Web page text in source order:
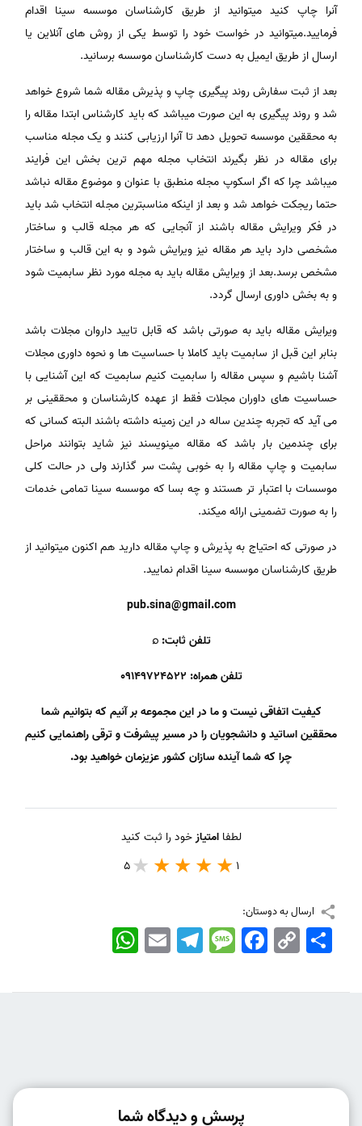
آنرا چاپ کنید میتوانید از طریق کارشناسان موسسه سینا اقدام
فرمایید.میتوانید در خواست خود را توسط یکی از روش های آنلاین یا
ارسال از طریق ایمیل به دست کارشناسان موسسه برسانید.
بعد از ثبت سفارش روند پیگیری چاپ و پذیرش مقاله شما شروع خواهد
شد و روند پیگیری به این صورت میباشد که باید کارشناس ابتدا مقاله را
به محققین موسسه تحویل دهد تا آنرا ارزیابی کنند و یک مجله مناسب
برای مقاله در نظر بگیرند انتخاب مجله مهم ترین بخش این فرایند
میباشد چرا که اگر اسکوپ مجله منطبق با عنوان و موضوع مقاله نباشد
حتما ریجکت خواهد شد و بعد از اینکه مناسبترین مجله انتخاب شد باید
در فکر ویرایش مقاله باشند از آنجایی که هر مجله قالب و ساختار
مشخصی دارد باید هر مقاله نیز ویرایش شود و به این قالب و ساختار
مشخص برسد.بعد از ویرایش مقاله باید به مجله مورد نظر سابمیت شود
و به بخش داوری ارسال گردد.
ویرایش مقاله باید به صورتی باشد که قابل تایید داروان مجلات باشد
بنابر این قبل از سابمیت باید کاملا با حساسیت ها و نحوه داوری مجلات
آشنا باشیم و سپس مقاله را سابمیت کنیم سابمیت که این آشنایی با
حساسیت های داوران مجلات فقط از عهده کارشناسان و محققینی بر
می آید که تجربه چندین ساله در این زمینه داشته باشند البته کسانی که
برای چندمین بار باشد که مقاله مینویسند نیز شاید بتوانند مراحل
سابمیت و چاپ مقاله را به خوبی پشت سر گذارند ولی در حالت کلی
موسسات با اعتبار تر هستند و چه بسا که موسسه سینا تمامی خدمات
را به صورت تضمینی ارائه میکند.
در صورتی که احتیاج به پذیرش و چاپ مقاله دارید هم اکنون میتوانید از
طریق کارشناسان موسسه سینا اقدام نمایید.
pub.sina@gmail.com
تلفن ثابت: ⌕
تلفن همراه: 09149724522
کیفیت اتفاقی نیست و ما در این مجموعه بر آنیم که بتوانیم شما
محققین اساتید و دانشجویان را در مسیر پیشرفت و ترقی راهنمایی کنیم
چرا که شما آینده سازان کشور عزیزمان خواهید بود.
لطفاامتیازخود را ثبت کنید
1
5
ارسال به دوستان:
WhatsApp EmailTelegramMessageFacebook Copy
Link
اشتراک
پرسش و دیدگاه شما